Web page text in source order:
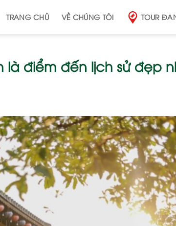
TRANG CHỦ VỀ CHÚNG TÔI TOUR
là điểm đến lịch sử đẹp